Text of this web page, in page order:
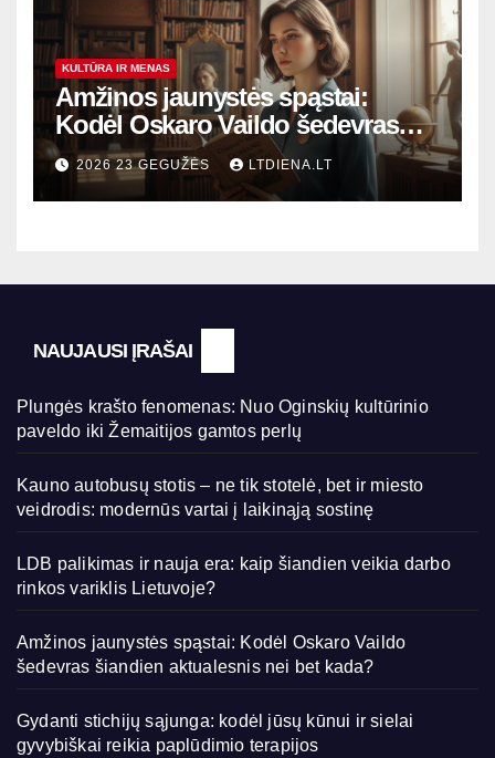
KULTŪRA IR MENAS
Amžinos jaunystės spąstai:
Kodėl Oskaro Vaildo šedevras
šiandien aktualesnis nei bet
kada?
2026 23 GEGUŽĖS LTDIENA.LT
NAUJAUSI ĮRAŠAI
Plungės krašto fenomenas: Nuo Oginskių kultūrinio
paveldo iki Žemaitijos gamtos perlų
Kauno autobusų stotis – ne tik stotelė, bet ir miesto
veidrodis: modernūs vartai į laikinąją sostinę
LDB palikimas ir nauja era: kaip šiandien veikia darbo
rinkos variklis Lietuvoje?
Amžinos jaunystės spąstai: Kodėl Oskaro Vaildo
šedevras šiandien aktualesnis nei bet kada?
Gydanti stichijų sąjunga: kodėl jūsų kūnui ir sielai
gyvybiškai reikia paplūdimio terapijos